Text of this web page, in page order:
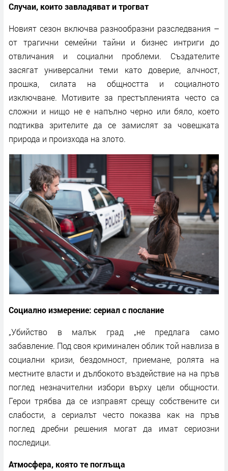
Случаи, които завладяват и трогват
Новият сезон включва разнообразни разследвания –
от трагични семейни тайни и бизнес интриги до
отвличания и социални проблеми. Създателите
засягат универсални теми като доверие, алчност,
прошка, силата на общността и социалното
изключване. Мотивите за престъпленията често са
сложни и нищо не е напълно черно или бяло, което
подтиква зрителите да се замислят за човешката
природа и произхода на злото.
Социално измерение: сериал с послание
„Убийство в малък град „не предлага само
забавление. Под своя криминален облик той навлиза в
социални кризи, бездомност, приемане, ролята на
местните власти и дълбокото въздействие на на пръв
поглед незначителни избори върху цели общности.
Герои трябва да се изправят срещу собствените си
слабости, а сериалът често показва как на пръв
поглед дребни решения могат да имат сериозни
последици.
Атмосфера, която те поглъща